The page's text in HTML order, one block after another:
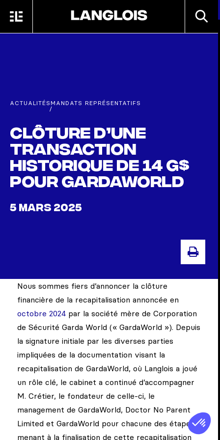
MENU
ACTUALITÉS
/
MANDATS REPRÉSENTATIFS
Clôture d’une
transaction
historique de 14 G$
pour GardaWorld
5 MARS 2025
Nous sommes fiers d’annoncer la clôture
financière de la recapitalisation annoncée en
octobre 2024 par la société mère de Corporation
de Sécurité Garda World (« GardaWorld »). Depuis
la signature initiale par les diverses parties
impliquées de la documentation visant la
recapitalisation de GardaWorld, où Langlois a joué
un rôle clé, le cabinet a continué d’accompagner
M. Crétier, le fondateur de celle-ci, le
management de GardaWorld, Doctor No Parent
Limited et GardaWorld pour chacune des étapes
menant à la finalisation de cette recapitalisation